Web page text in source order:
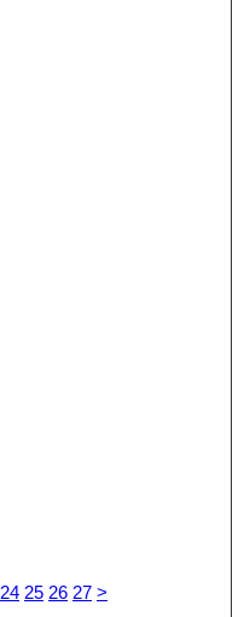
24 25 26 27 >